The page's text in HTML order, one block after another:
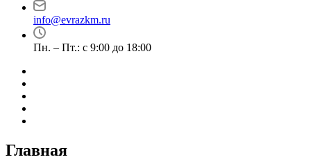
info@evrazkm.ru
Пн. – Пт.: с 9:00 до 18:00
Главная